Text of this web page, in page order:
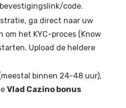
code.
ga direct naar uw
het KYC-proces (Know
Upload de heldere
binnen 24-48 uur),
Vlad Cazino bonus